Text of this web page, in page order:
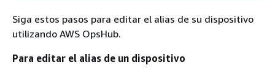
Siga estos pasos para editar el alias de su dispositivo
utilizando AWS OpsHub.
Para editar el alias de un dispositivo